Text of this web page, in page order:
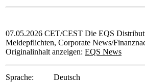
07.05.2026 CET/CEST Die EQS
Meldepflichten, Corporate News/
Originalinhalt anzeigen: EQS News
Sprache:
Deutsch